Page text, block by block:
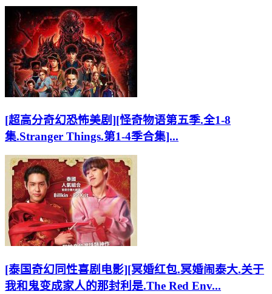
[超高分奇幻恐怖美剧][怪奇物语第五季.全1-8
集.Stranger Things.第1-4季合集]...
[泰国奇幻同性喜剧电影][冥婚红包.冥婚闹泰大.关于
我和鬼变成家人的那封利是.The Red Env...